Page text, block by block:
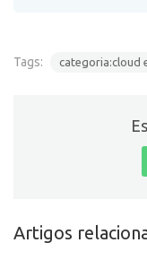
Tags: categoria:cloud
Artigos